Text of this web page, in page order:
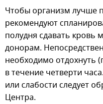
Чтобы организм лучше
рекомендуют
полудня сдавать
донорам.
необходимо отдохнуть
в течение четверти
или слабости следует
Центра.